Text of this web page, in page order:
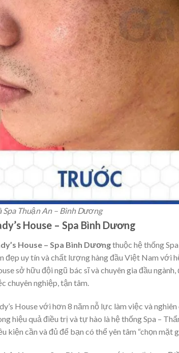
Spa Thuận An – Bình Dương
House – Spa Bình Dương
House – Spa Bình Dươngthuộc hệ thống
đẹp uy tín và chất lượng hàng đầu Việt Nam với
sở hữu đội ngũ bác sĩ và chuyên gia đầu
chuyên nghiệp, tận tâm.
House với hơn 8 năm nỗ lực làm việc và
hiệu quả điều trị và tự hào là hệ thống Spa –
kiện cần và đủ để bạn có thể yên tâm “chọn mặt